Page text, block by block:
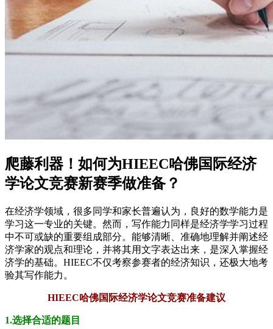
爬藤利器！如何为HIEEC哈佛国际经济
学论文竞赛新赛季做准备？
在经济学领域，很多同学和家长普遍认为，良好的数学能力是
学习这一专业的关键。然而，写作能力同样是经济学学习过程
中不可或缺的重要组成部分。能够清晰、准确地理解并阐述经
济学家的观点和理论，并将其用文字表达出来，是深入掌握经
济学的基础。HIEEC不仅考察参赛者的经济知识，还极大地考
验其写作能力。
HIEEC哈佛国际经济学论文竞赛准备建议
1.选择合适的题目